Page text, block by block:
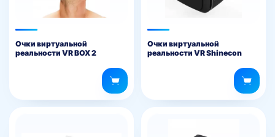
Очки виртуальной
реальности VR BOX 2
Очки виртуальной
реальности VR Shinecon